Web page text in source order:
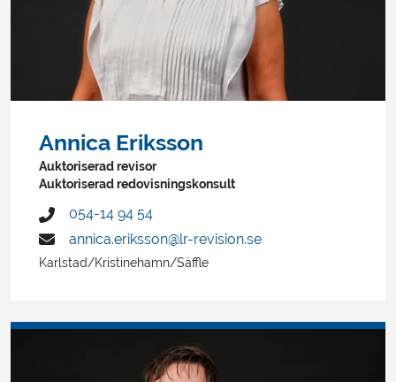
Annica Eriksson
Auktoriserad revisor
Auktoriserad redovisningskonsult
054-14 94 54
annica.eriksson@lr-revision.se
Karlstad/Kristinehamn/Säffle